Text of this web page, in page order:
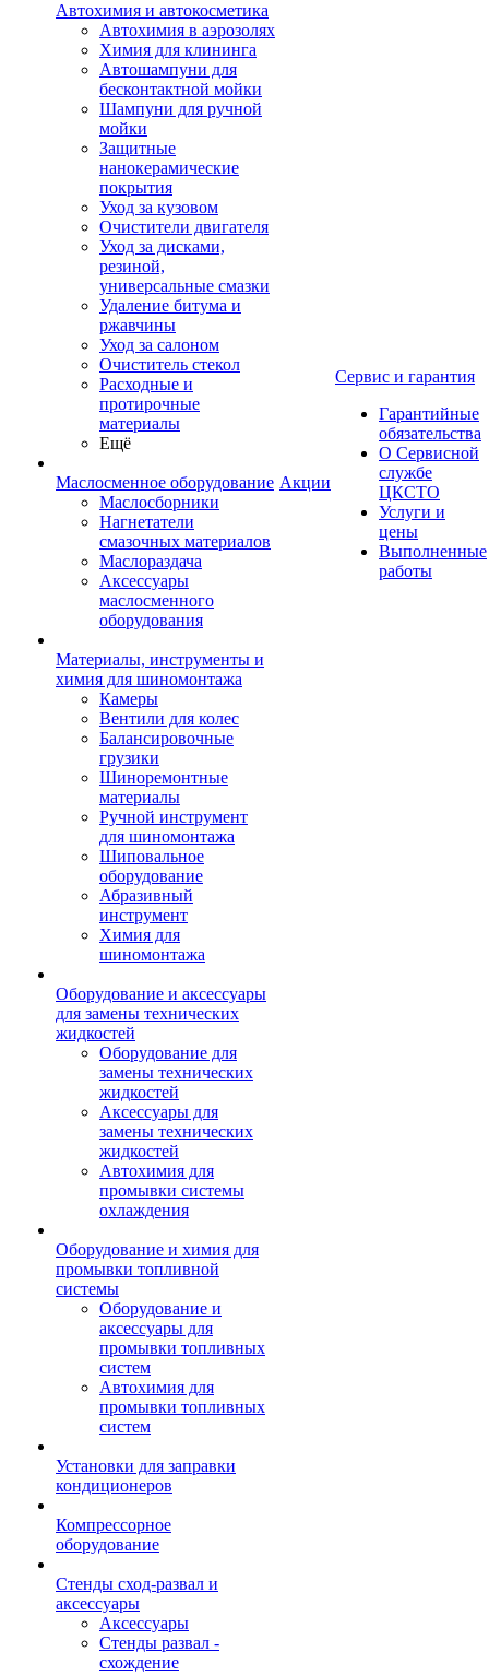
Автохимия и автокосметика
Автохимия в аэрозолях
Химия для клининга
Автошампуни для
бесконтактной мойки
Шампуни для ручной
мойки
Защитные
нанокерамические
покрытия
Уход за кузовом
Очистители двигателя
Уход за дисками,
резиной,
универсальные смазки
Удаление битума и
ржавчины
Уход за салоном
Очиститель стекол
Расходные и
протирочные
материалы
Ещё
Маслосменное оборудование
Маслосборники
Нагнетатели
смазочных материалов
Маслораздача
Аксессуары
маслосменного
оборудования
Материалы, инструменты и
химия для шиномонтажа
Камеры
Вентили для колес
Балансировочные
грузики
Шиноремонтные
материалы
Ручной инструмент
для шиномонтажа
Шиповальное
оборудование
Абразивный
инструмент
Химия для
шиномонтажа
Оборудование и аксессуары
для замены технических
жидкостей
Оборудование для
замены технических
жидкостей
Аксессуары для
замены технических
жидкостей
Автохимия для
промывки системы
охлаждения
Оборудование и химия для
промывки топливной
системы
Оборудование и
аксессуары для
промывки топливных
систем
Автохимия для
промывки топливных
систем
Установки для заправки
кондиционеров
Компрессорное
оборудование
Стенды сход-развал и
аксессуары
Аксессуары
Стенды развал -
схождение
Акции
Сервис и гарантия
Гарантийные
обязательства
О Сервисной
службе
ЦКСТО
Услуги и
цены
Выполненные
работы